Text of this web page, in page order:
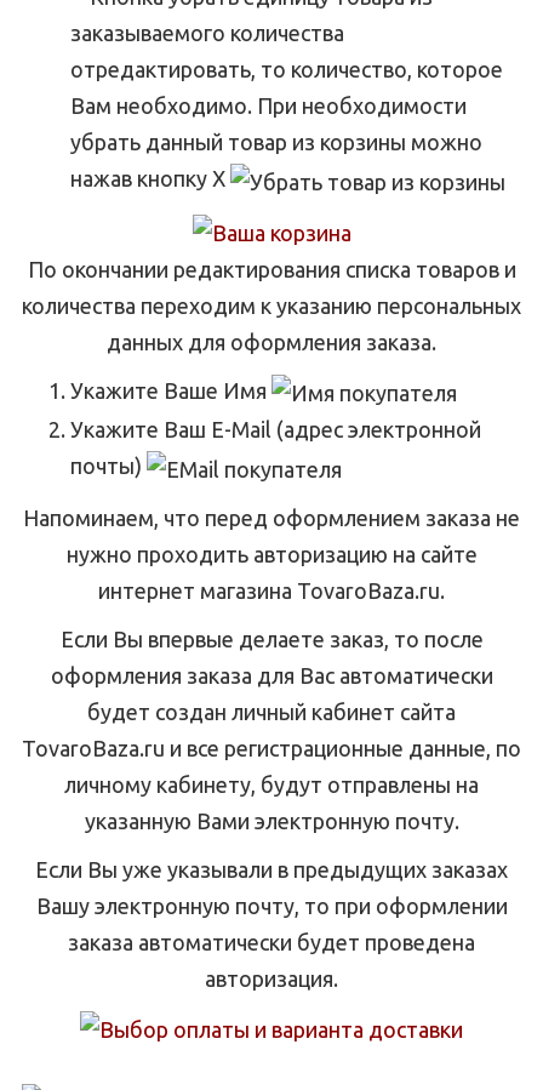
отредактировать, то количество, которое
Вам необходимо. При необходимости
убрать данный товар из корзины можно
нажав кнопку Х
По окончании редактирования списка товаров и
количества переходим к указанию персональных
данных для оформления заказа.
Укажите Ваше Имя
Укажите Ваш E-Mail (адрес электронной
почты)
Напоминаем, что перед оформлением заказа не
нужно проходить авторизацию на сайте
интернет магазина TovaroBaza.ru.
Если Вы впервые делаете заказ, то после
оформления заказа для Вас автоматически
будет создан личный кабинет сайта
TovaroBaza.ru и все регистрационные данные, по
личному кабинету, будут отправлены на
указанную Вами электронную почту.
Если Вы уже указывали в предыдущих заказах
Вашу электронную почту, то при оформлении
заказа автоматически будет проведена
авторизация.